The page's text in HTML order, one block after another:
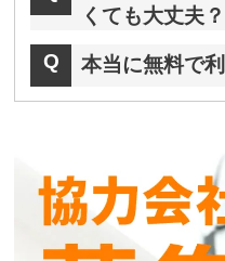
くても大丈夫？
本当に無料で